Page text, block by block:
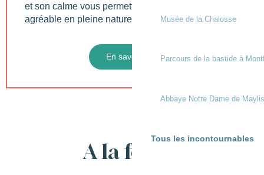
Musée de la Chalosse
Parcours de la bastide à
Abbaye Notre Dame de Maylis
Tous les incontournables
et son calme vous permettra un séjour très
agréable en pleine nature.
En savoir plus
A la ferme